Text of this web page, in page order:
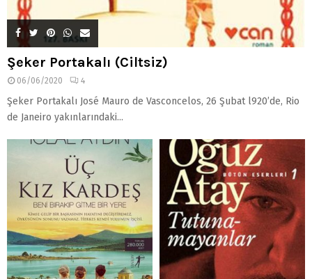
Şeker Portakalı (Ciltsiz)
06/06/2020 4
Şeker Portakalı José Mauro de Vasconcelos, 26 Şubat l920’de, Rio
de Janeiro yakınlarındaki...